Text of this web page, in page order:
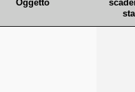
Oggetto